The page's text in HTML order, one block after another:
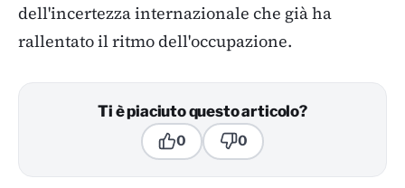
dell'incertezza internazionale che già ha
rallentato il ritmo dell'occupazione.
Ti è piaciuto questo articolo?
0 0